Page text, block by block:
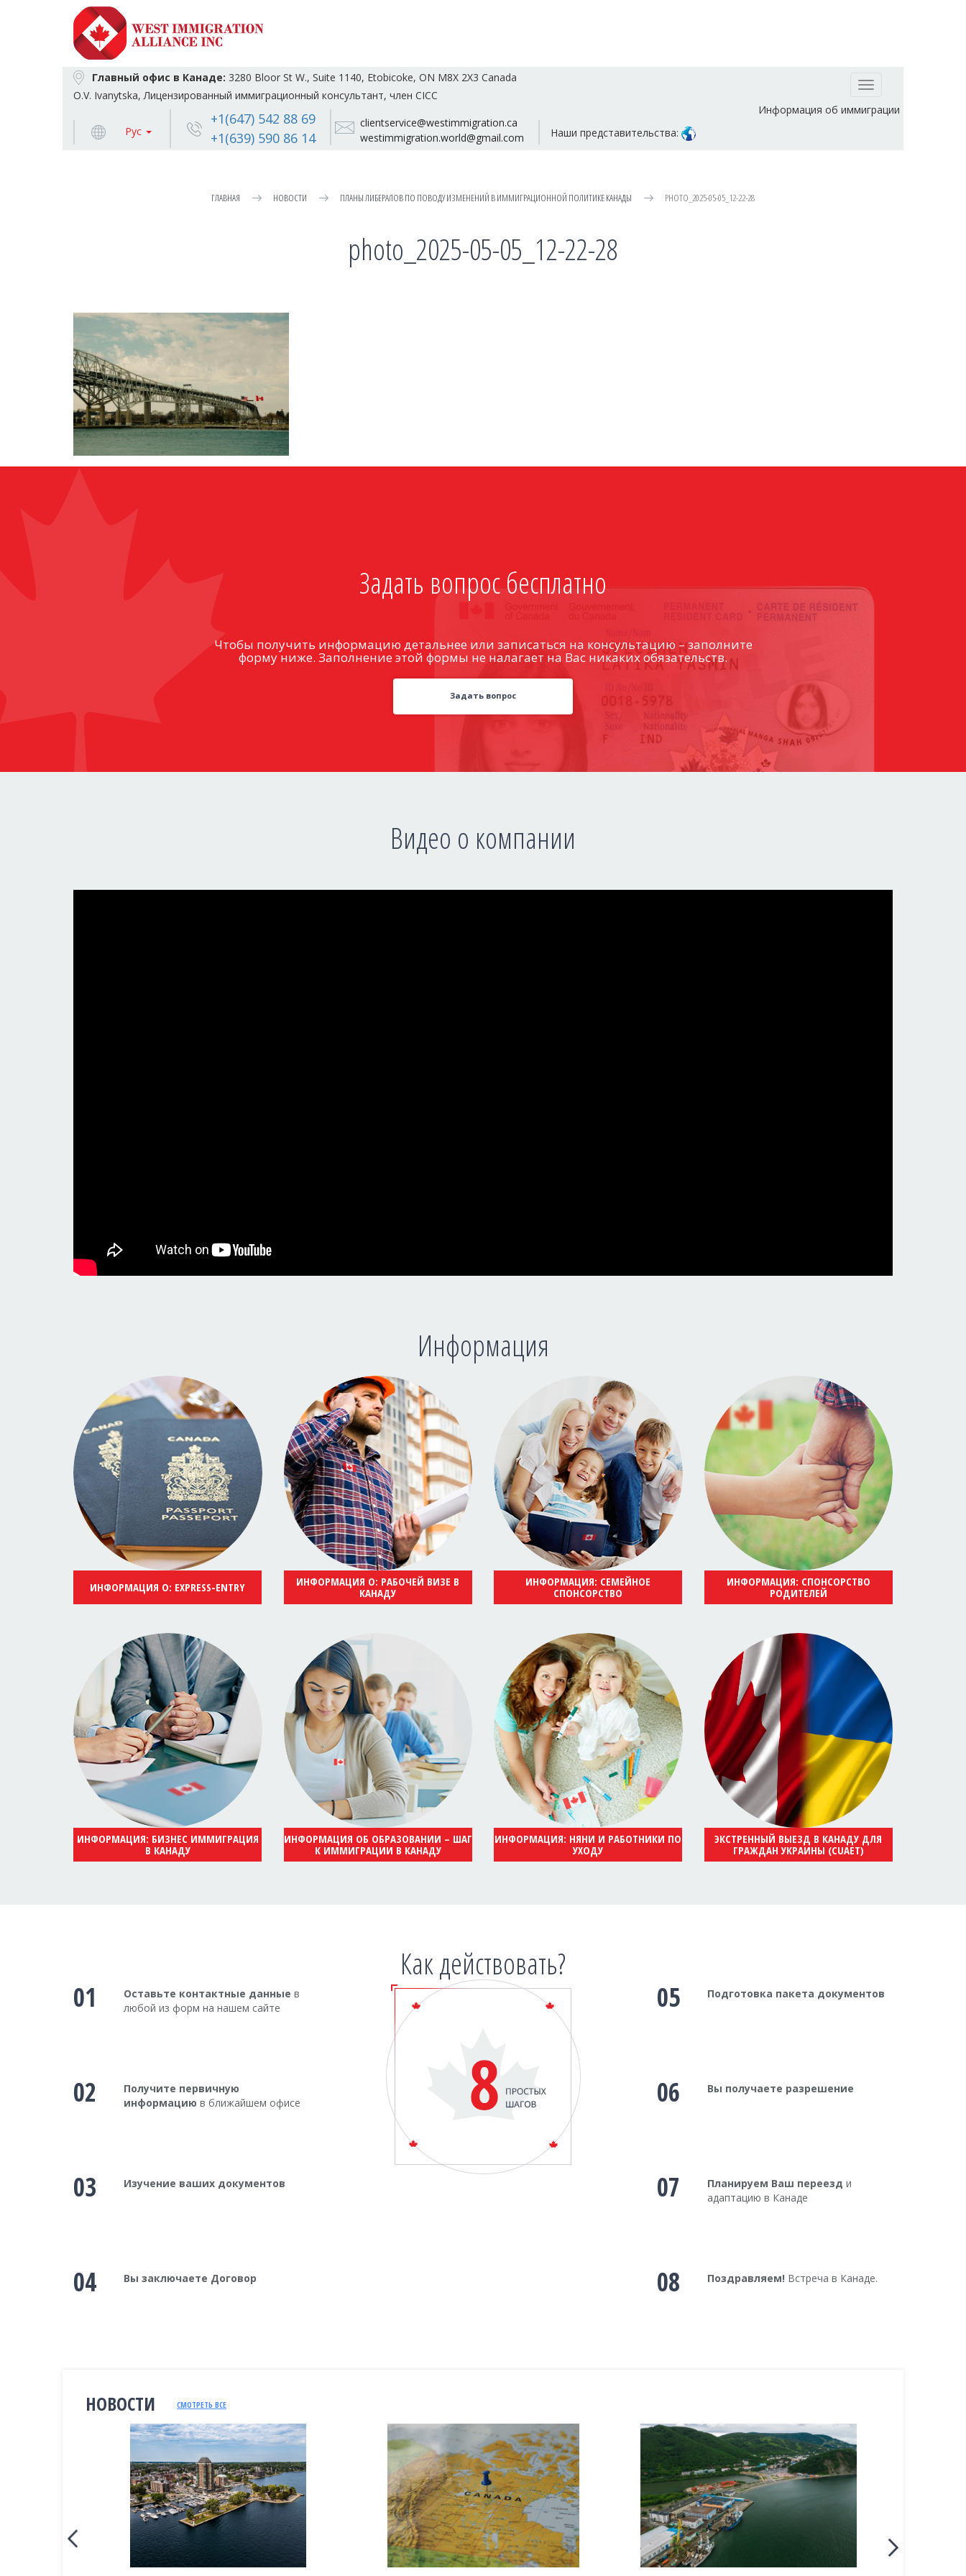
Главный офис в Канаде: 3280 Bloor St W., Suite 1140, Etobicoke, ON M8X 2X3 Canada
O.V. Ivanytska, Лицензированный иммиграционный консультант, член CICC
Toggle
Информация об иммиграции
Рус
+1(647) 542 88 69
+1(639) 590 86 14
clientservice@westimmigration.ca
westimmigration.world@gmail.com
Наши представительства:
ГЛАВНАЯ НОВОСТИ ПЛАНЫ ЛИБЕРАЛОВ ПО ПОВОДУ ИЗМЕНЕНИЙ В ИММИГРАЦИОННОЙ ПОЛИТИКЕ КАНАДЫ PHOTO_2025-05-05_12-22-28
photo_2025-05-05_12-22-28
Задать вопрос бесплатно
Чтобы получить информацию детальнее или записаться на консультацию – заполните
форму ниже. Заполнение этой формы не налагает на Вас никаких обязательств.
Задать вопрос
Видео о компании
Информация
ИНФОРМАЦИЯ О: EXPRESS-ENTRY
ИНФОРМАЦИЯ О: РАБОЧЕЙ ВИЗЕ В
КАНАДУ
ИНФОРМАЦИЯ: СЕМЕЙНОЕ
СПОНСОРСТВО
ИНФОРМАЦИЯ: СПОНСОРСТВО
РОДИТЕЛЕЙ
ИНФОРМАЦИЯ: БИЗНЕС ИММИГРАЦИЯ
В КАНАДУ
ИНФОРМАЦИЯ ОБ ОБРАЗОВАНИИ – ШАГ
К ИММИГРАЦИИ В КАНАДУ
ИНФОРМАЦИЯ: НЯНИ И РАБОТНИКИ ПО
УХОДУ
ЭКСТРЕННЫЙ ВЫЕЗД В КАНАДУ ДЛЯ
ГРАЖДАН УКРАИНЫ (CUAET)
Как действовать?
01 Оставьте контактные данные в
любой из форм на нашем сайте
02
Получите первичную
информацию в ближайшем офисе
03 Изучение ваших документов
04 Вы заключаете Договор
05 Подготовка пакета документов
06 Вы получаете разрешение
07 Планируем Ваш переезд и
адаптацию в Канаде
08 Поздравляем! Встреча в Канаде.
НОВОСТИ СМОТРЕТЬ ВСЕ